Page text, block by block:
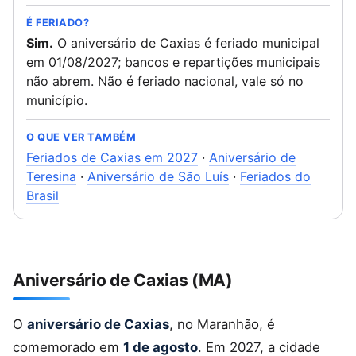
É FERIADO?
Sim. O aniversário de Caxias é feriado municipal
em 01/08/2027; bancos e repartições municipais
não abrem. Não é feriado nacional, vale só no
município.
O QUE VER TAMBÉM
Feriados de Caxias em 2027 · Aniversário de
Teresina · Aniversário de São Luís · Feriados do
Brasil
Aniversário de Caxias (MA)
O aniversário de Caxias, no Maranhão, é
comemorado em 1 de agosto. Em 2027, a cidade